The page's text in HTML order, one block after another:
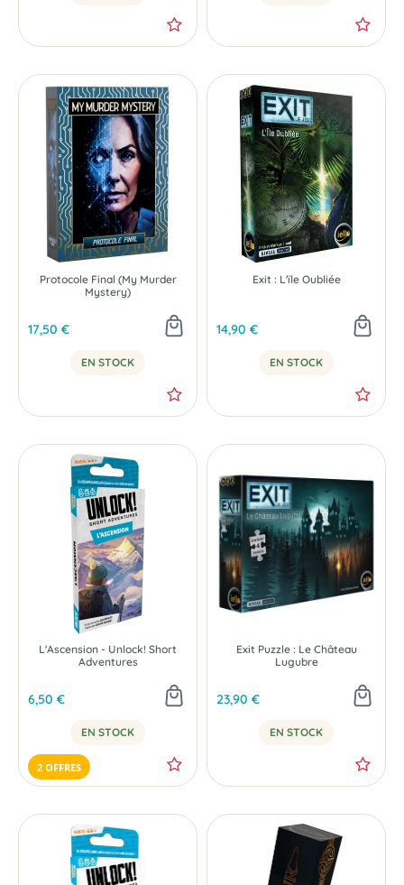
Protocole Final (My Murder
Mystery)
17,50 €
EN STOCK
Exit : L'ïle Oubliée
14,90 €
EN STOCK
L'Ascension - Unlock! Short
Adventures
6,50 €
EN STOCK
2 OFFRES
Exit Puzzle : Le Château
Lugubre
23,90 €
EN STOCK